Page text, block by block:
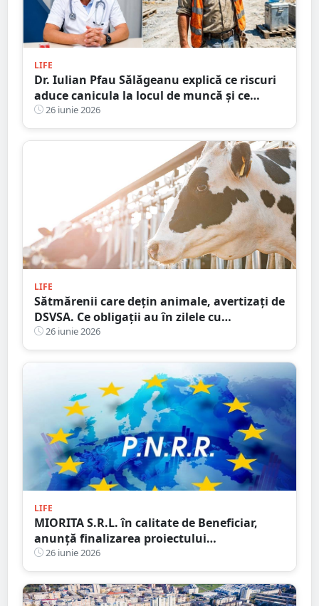
LIFE
Dr. Iulian Pfau Sălăgeanu explică ce riscuri
aduce canicula la locul de muncă și ce
obligații au angajatorii. Cum ne putem
proteja și ajuta colegii
26 iunie 2026
LIFE
Sătmărenii care dețin animale, avertizați de
DSVSA. Ce obligații au în zilele cu
temperaturi extreme
26 iunie 2026
LIFE
MIORITA S.R.L. în calitate de Beneficiar,
anunță finalizarea proiectului
„DIGITALIZAREA SOCIETATII MIORITA SRL”
26 iunie 2026